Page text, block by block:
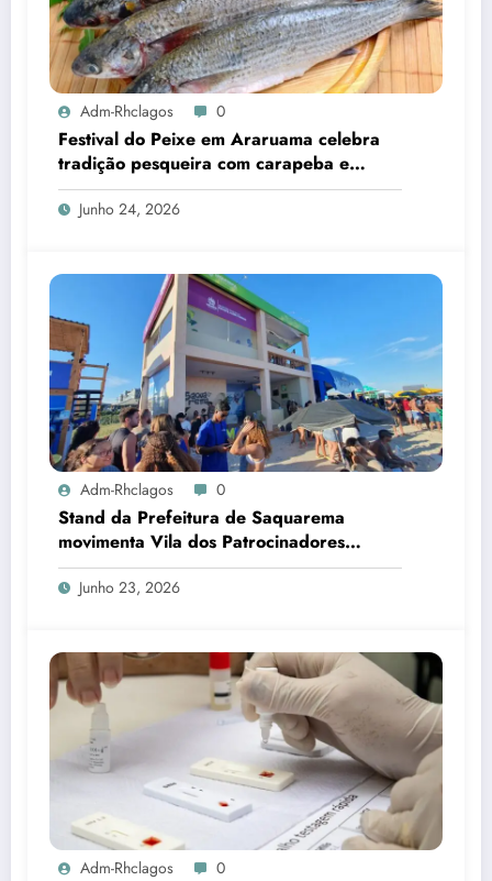
Adm-Rhclagos 0
Festival do Peixe em Araruama celebra
tradição pesqueira com carapeba e
tainha
Junho 24, 2026
Adm-Rhclagos 0
Stand da Prefeitura de Saquarema
movimenta Vila dos Patrocinadores
durante Mundial de Surfe
Junho 23, 2026
Adm-Rhclagos 0